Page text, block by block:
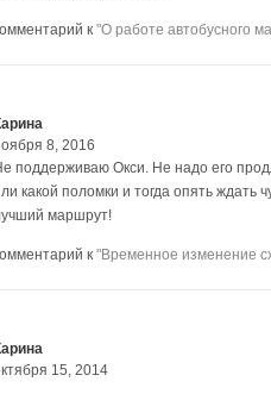
к "О работе автобусного
8, 2016
поддерживаю Окси. Не надо его
какой поломки и тогда опять
маршрут!
к "Временное изменение
15, 2014